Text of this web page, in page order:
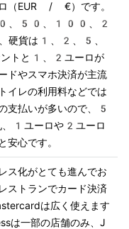
ロ（EUR / €）です。
、50、100、2
貨は1、2、5、
と1、2ユーロが
ドやスマホ決済が主流
イレの利用料などでは
支払いが多いので、5
1ユーロや2ユーロ
安心です。
ス化がとても進んでお
ストランでカード決済
は広く使えます
は一部の店舗のみ、J